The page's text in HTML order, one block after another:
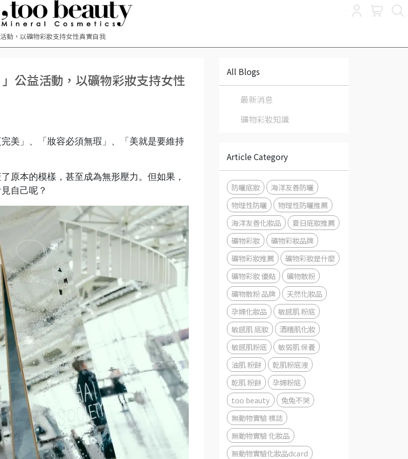
動，以礦物彩妝支持女性真實自我
公益活動，以礦物彩妝支持女性
美」、「妝容必須無瑕」、「美就是要維持
原本的模樣，甚至成為無形壓力。但如果，
自己呢？
All Blogs
最新消息
礦物彩妝知識
Article Category
防曬底妝
海洋友善防曬
物理性防曬
物理性防曬推薦
海洋友善化妝品
夏日底妝推薦
礦物彩妝
礦物彩妝品牌
礦物彩妝推薦
礦物彩妝是什麼
礦物彩妝 優點
礦物散粉
礦物散粉 品牌
天然化妝品
孕婦化妝品
敏感肌 粉底
敏感肌 底妝
酒糟肌化妝
敏感肌粉底
敏弱肌 保養
油肌 粉餅
乾肌粉底液
乾肌 粉餅
孕婦粉底
too beauty
兔兔不哭
無動物實驗 標誌
無動物實驗 化妝品
無動物實驗化妝品dcard